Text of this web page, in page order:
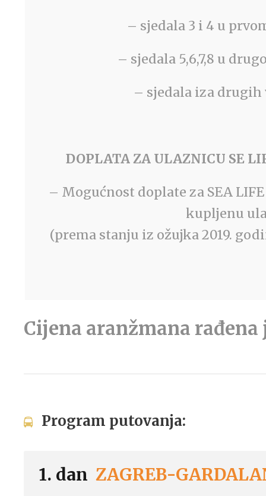
– sjedala 3 i 4 u
– sjedala 5,6,7,8 u
– sjedala iza drugih
DOPLATA ZA ULAZNICU SE
– Mogućnost doplate za SEA
kupljenu
(prema stanju iz ožujka 2019.
Cijena aranžmana
Program putovanja:
1. dan ZAGREB-